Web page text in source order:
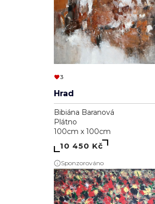
3
Hrad
Bibiána Baranová
Plátno
100cm x 100cm
10 450 Kč
Sponzorováno